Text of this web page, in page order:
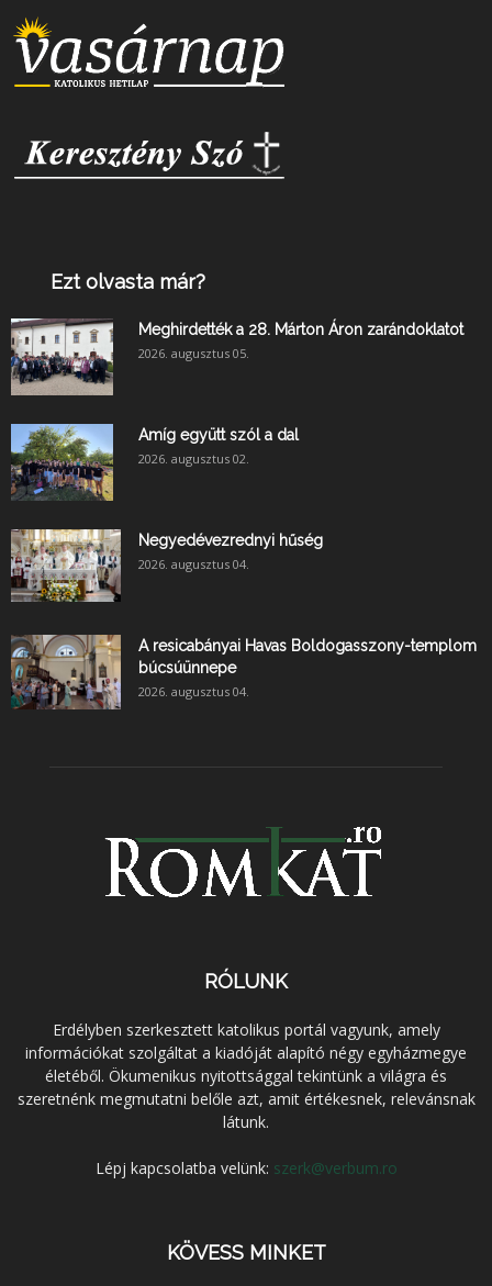
Ezt olvasta már?
Meghirdették a 28. Márton Áron zarándoklatot
2026. augusztus 05.
Amíg együtt szól a dal
2026. augusztus 02.
Negyedévezrednyi hűség
2026. augusztus 04.
A resicabányai Havas Boldogasszony-templom
búcsúünnepe
2026. augusztus 04.
RÓLUNK
Erdélyben szerkesztett katolikus portál vagyunk, amely
információkat szolgáltat a kiadóját alapító négy egyházmegye
életéből. Ökumenikus nyitottsággal tekintünk a világra és
szeretnénk megmutatni belőle azt, amit értékesnek, relevánsnak
látunk.
Lépj kapcsolatba velünk: szerk@verbum.ro
KÖVESS MINKET